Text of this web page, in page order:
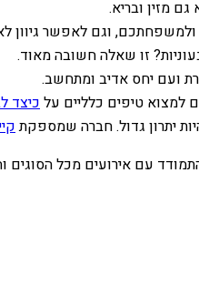
מזין ובריא.
וגם לאפשר גיוון
זו שאלה חשובה מאוד.
ועם יחס אדיב ומתחשב.
טיפים כלליים עלכיצד
יתרון גדול. חברה שמספקת
עם אירועים מכל